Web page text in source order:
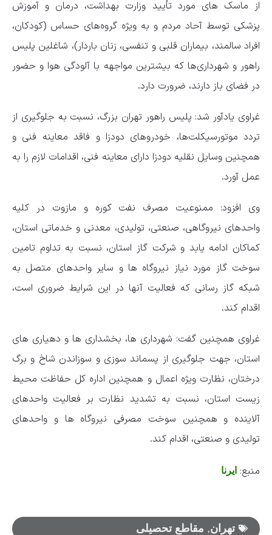
از ماسک های مورد تأیید وزارت بهداشت، درمان و آموزش
پزشکی توسط آحاد مردم و به ویژه گروه‌های حساس (کودکان،
افراد سالمند، بیماران قلبی و تنفسی، زنان باردار)، شاغلین پلیس
راهور و شهرداری‌ها که بیشترین مواجهه با آلودگی هوا و حضور
در فضای باز دارند، ضرورت دارد.
غراوی یادآور شد: پلیس راهور تهران بزرگ، نسبت به جلوگیری از
تردد موتورسیکلت‌ها، خودروهای دودزا و فاقد معاینه فنی و
همچنین وسایل نقلیه دودزا دارای معاینه فنی، اقدامات لازم را به
عمل آورد.
وی افزود: ممنوعیت مصرف نفت کوره و مازوت در کلیه
واحدهای نیروگاهی، صنعتی، تولیدی، معدنی و خدماتی استان،
کماکان ادامه یابد و شرکت گاز استان، نسبت به تداوم تامین
سوخت گاز مورد نیاز نیروگاه ها و سایر واحدهای متصل به
شبکه گاز رسانی که فعالیت آنها در این شرایط ضروری است،
اقدام کند.
غراوی همچنین گفت: شهرداری ها، بخشداری ها و دهیاری های
استان، جهت جلوگیری از پسماند سوزی و سوزاندن شاخ و برگ
درختان، نظارت ویژه اعمال و همچنین اداره کل حفاظت محیط
زیست استان، نسبت به تشدید نظارت بر فعالیت واحدهای
آلاینده و همچنین سوخت مصرفی نیروگاه ها و واحدهای
تولیدی و صنعتی، اقدام کند.
منبع: ایرنا
تهران, مقاطع تحصیلی